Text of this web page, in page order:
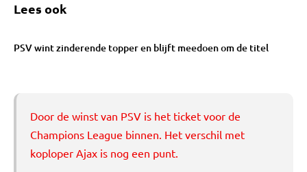
Lees ook
PSV wint zinderende topper en blijft meedoen om de titel
Door de winst van PSV is het ticket voor de
Champions League binnen. Het verschil met
koploper Ajax is nog een punt.